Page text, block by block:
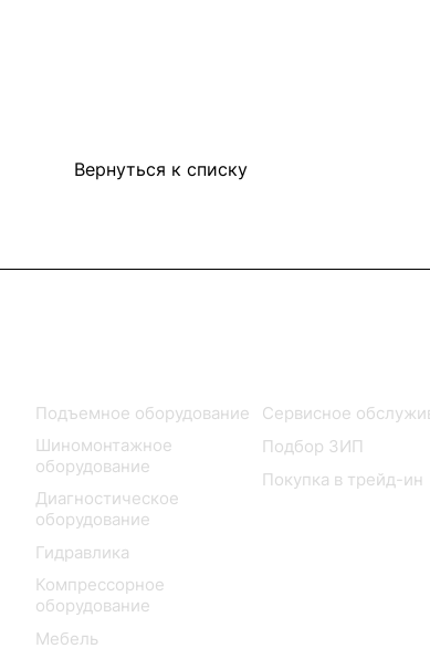
Вернуться к списку
Подъемное оборудование
Шиномонтажное
оборудование
Диагностическое
оборудование
Гидравлика
Компрессорное
оборудование
Мебель
Сервисное
Подбор ЗИП
Покупка в трейд-ин